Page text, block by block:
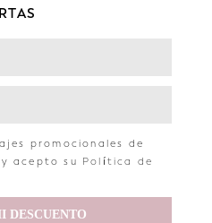
promocionales de
acepto su Política de
DESCUENTO